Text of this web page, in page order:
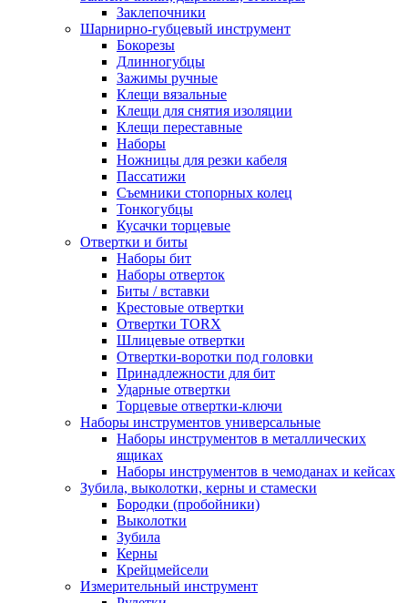
Заклепочники
Шарнирно-губцевый инструмент
Бокорезы
Длинногубцы
Зажимы ручные
Клещи вязальные
Клещи для снятия изоляции
Клещи переставные
Наборы
Ножницы для резки кабеля
Пассатижи
Съемники стопорных колец
Тонкогубцы
Кусачки торцевые
Отвертки и биты
Наборы бит
Наборы отверток
Биты / вставки
Крестовые отвертки
Отвертки TORX
Шлицевые отвертки
Отвертки-воротки под головки
Принадлежности для бит
Ударные отвертки
Торцевые отвертки-ключи
Наборы инструментов универсальные
Наборы инструментов в металлических
ящиках
Наборы инструментов в чемоданах и кейсах
Зубила, выколотки, керны и стамески
Бородки (пробойники)
Выколотки
Зубила
Керны
Крейцмейсели
Измерительный инструмент